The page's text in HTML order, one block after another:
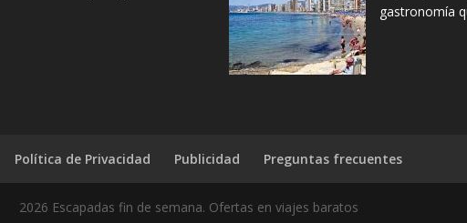
gastronomía
Política de Privacidad Publicidad Preguntas frecuentes
2026 Escapadas fin de semana. Ofertas en viajes baratos